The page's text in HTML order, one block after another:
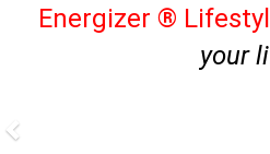
Energizer ®
your